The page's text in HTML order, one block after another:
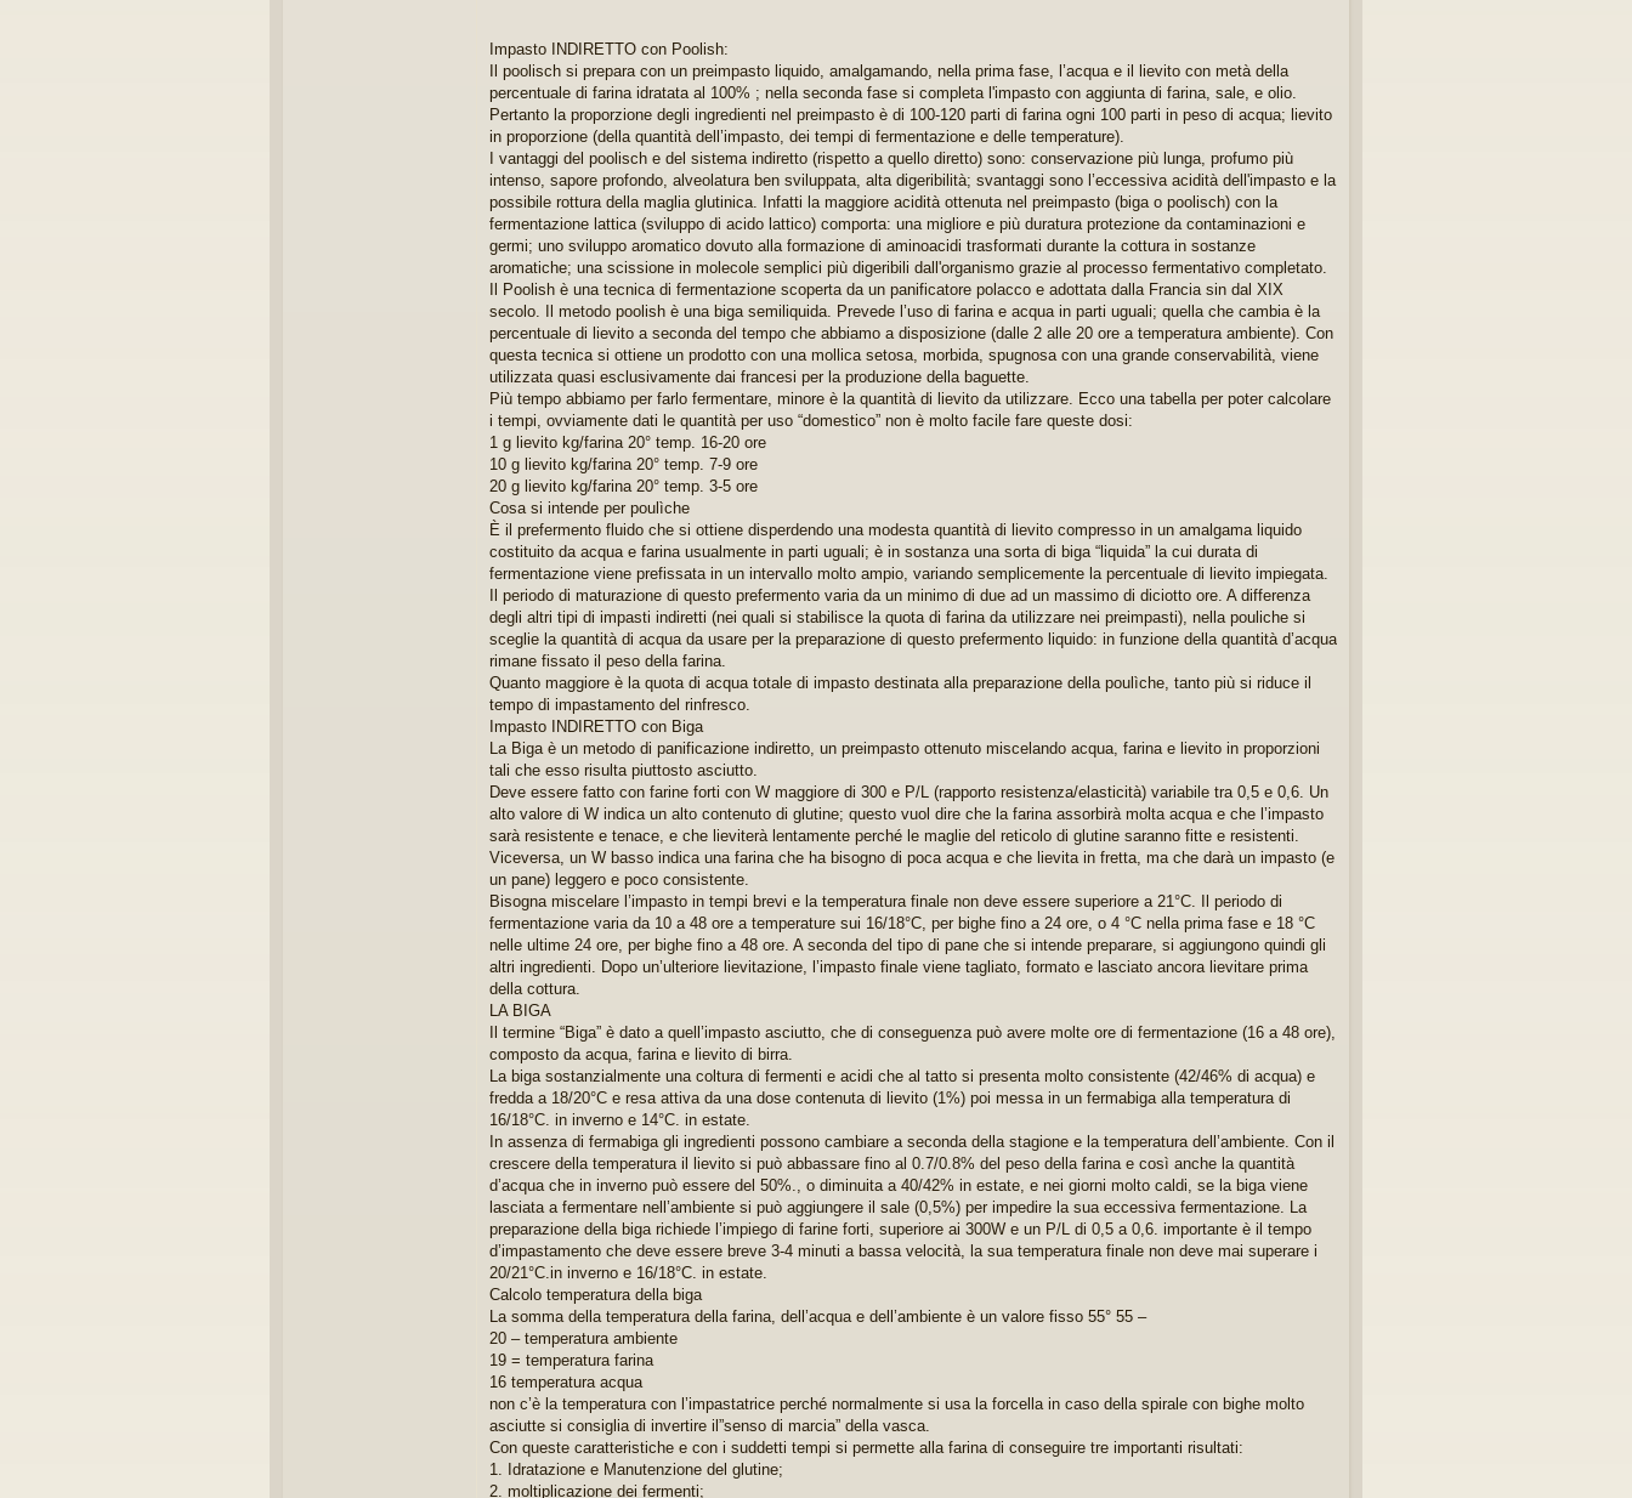
Impasto INDIRETTO con Poolish:
Il poolisch si prepara con un preimpasto liquido, amalgamando, nella prima fase, l’acqua e il lievito con metà della
percentuale di farina idratata al 100% ; nella seconda fase si completa l'impasto con aggiunta di farina, sale, e olio.
Pertanto la proporzione degli ingredienti nel preimpasto è di 100-120 parti di farina ogni 100 parti in peso di acqua; lievito
in proporzione (della quantità dell’impasto, dei tempi di fermentazione e delle temperature).
I vantaggi del poolisch e del sistema indiretto (rispetto a quello diretto) sono: conservazione più lunga, profumo più
intenso, sapore profondo, alveolatura ben sviluppata, alta digeribilità; svantaggi sono l’eccessiva acidità dell'impasto e la
possibile rottura della maglia glutinica. Infatti la maggiore acidità ottenuta nel preimpasto (biga o poolisch) con la
fermentazione lattica (sviluppo di acido lattico) comporta: una migliore e più duratura protezione da contaminazioni e
germi; uno sviluppo aromatico dovuto alla formazione di aminoacidi trasformati durante la cottura in sostanze
aromatiche; una scissione in molecole semplici più digeribili dall'organismo grazie al processo fermentativo completato.
Il Poolish è una tecnica di fermentazione scoperta da un panificatore polacco e adottata dalla Francia sin dal XIX
secolo. Il metodo poolish è una biga semiliquida. Prevede l’uso di farina e acqua in parti uguali; quella che cambia è la
percentuale di lievito a seconda del tempo che abbiamo a disposizione (dalle 2 alle 20 ore a temperatura ambiente). Con
questa tecnica si ottiene un prodotto con una mollica setosa, morbida, spugnosa con una grande conservabilità, viene
utilizzata quasi esclusivamente dai francesi per la produzione della baguette.
Più tempo abbiamo per farlo fermentare, minore è la quantità di lievito da utilizzare. Ecco una tabella per poter calcolare
i tempi, ovviamente dati le quantità per uso “domestico” non è molto facile fare queste dosi:
1 g lievito kg/farina 20° temp. 16-20 ore
10 g lievito kg/farina 20° temp. 7-9 ore
20 g lievito kg/farina 20° temp. 3-5 ore
Cosa si intende per poulìche
È il prefermento fluido che si ottiene disperdendo una modesta quantità di lievito compresso in un amalgama liquido
costituito da acqua e farina usualmente in parti uguali; è in sostanza una sorta di biga “liquida” la cui durata di
fermentazione viene prefissata in un intervallo molto ampio, variando semplicemente la percentuale di lievito impiegata.
Il periodo di maturazione di questo prefermento varia da un minimo di due ad un massimo di diciotto ore. A differenza
degli altri tipi di impasti indiretti (nei quali si stabilisce la quota di farina da utilizzare nei preimpasti), nella pouliche si
sceglie la quantità di acqua da usare per la preparazione di questo prefermento liquido: in funzione della quantità d’acqua
rimane fissato il peso della farina.
Quanto maggiore è la quota di acqua totale di impasto destinata alla preparazione della poulìche, tanto più si riduce il
tempo di impastamento del rinfresco.
Impasto INDIRETTO con Biga
La Biga è un metodo di panificazione indiretto, un preimpasto ottenuto miscelando acqua, farina e lievito in proporzioni
tali che esso risulta piuttosto asciutto.
Deve essere fatto con farine forti con W maggiore di 300 e P/L (rapporto resistenza/elasticità) variabile tra 0,5 e 0,6. Un
alto valore di W indica un alto contenuto di glutine; questo vuol dire che la farina assorbirà molta acqua e che l’impasto
sarà resistente e tenace, e che lieviterà lentamente perché le maglie del reticolo di glutine saranno fitte e resistenti.
Viceversa, un W basso indica una farina che ha bisogno di poca acqua e che lievita in fretta, ma che darà un impasto (e
un pane) leggero e poco consistente.
Bisogna miscelare l’impasto in tempi brevi e la temperatura finale non deve essere superiore a 21°C. Il periodo di
fermentazione varia da 10 a 48 ore a temperature sui 16/18°C, per bighe fino a 24 ore, o 4 °C nella prima fase e 18 °C
nelle ultime 24 ore, per bighe fino a 48 ore. A seconda del tipo di pane che si intende preparare, si aggiungono quindi gli
altri ingredienti. Dopo un’ulteriore lievitazione, l’impasto finale viene tagliato, formato e lasciato ancora lievitare prima
della cottura.
LA BIGA
Il termine “Biga” è dato a quell’impasto asciutto, che di conseguenza può avere molte ore di fermentazione (16 a 48 ore),
composto da acqua, farina e lievito di birra.
La biga sostanzialmente una coltura di fermenti e acidi che al tatto si presenta molto consistente (42/46% di acqua) e
fredda a 18/20°C e resa attiva da una dose contenuta di lievito (1%) poi messa in un fermabiga alla temperatura di
16/18°C. in inverno e 14°C. in estate.
In assenza di fermabiga gli ingredienti possono cambiare a seconda della stagione e la temperatura dell’ambiente. Con il
crescere della temperatura il lievito si può abbassare fino al 0.7/0.8% del peso della farina e così anche la quantità
d’acqua che in inverno può essere del 50%., o diminuita a 40/42% in estate, e nei giorni molto caldi, se la biga viene
lasciata a fermentare nell’ambiente si può aggiungere il sale (0,5%) per impedire la sua eccessiva fermentazione. La
preparazione della biga richiede l’impiego di farine forti, superiore ai 300W e un P/L di 0,5 a 0,6. importante è il tempo
d’impastamento che deve essere breve 3-4 minuti a bassa velocità, la sua temperatura finale non deve mai superare i
20/21°C.in inverno e 16/18°C. in estate.
Calcolo temperatura della biga
La somma della temperatura della farina, dell’acqua e dell’ambiente è un valore fisso 55° 55 –
20 – temperatura ambiente
19 = temperatura farina
16 temperatura acqua
non c’è la temperatura con l’impastatrice perché normalmente si usa la forcella in caso della spirale con bighe molto
asciutte si consiglia di invertire il”senso di marcia” della vasca.
Con queste caratteristiche e con i suddetti tempi si permette alla farina di conseguire tre importanti risultati:
1. Idratazione e Manutenzione del glutine;
2. moltiplicazione dei fermenti;